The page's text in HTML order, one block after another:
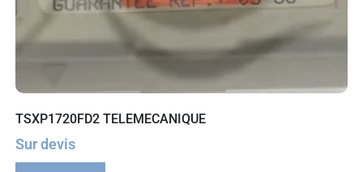
TSXP1720FD2 TELEMECANIQUE
Sur devis